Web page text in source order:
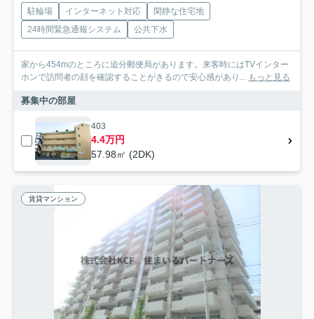
駐輪場 インターネット対応
閑静な住宅地
24時間緊急通報システム
公共下水
家から454mのところに追分郵便局があります。来客時にはTVインター
ホンで訪問者の顔を確認することがきるので安心感があり... もっと見る
募集中の部屋
403
4.4万円
57.98㎡ (2DK)
賃貸マンション